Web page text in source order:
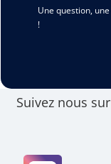
Une question,
!
Suivez nous